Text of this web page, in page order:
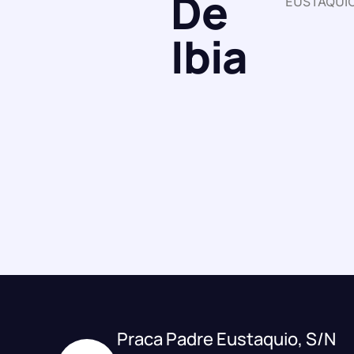
Ibia
Praca Padre Eustaquio, S/N